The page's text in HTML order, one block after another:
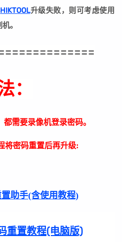
HIKTOOL升级失败，则可考虑使用
。
：
需要录像机登录密码。
将密码重置后再升级:
助手(含使用教程)
重置教程(电脑版)